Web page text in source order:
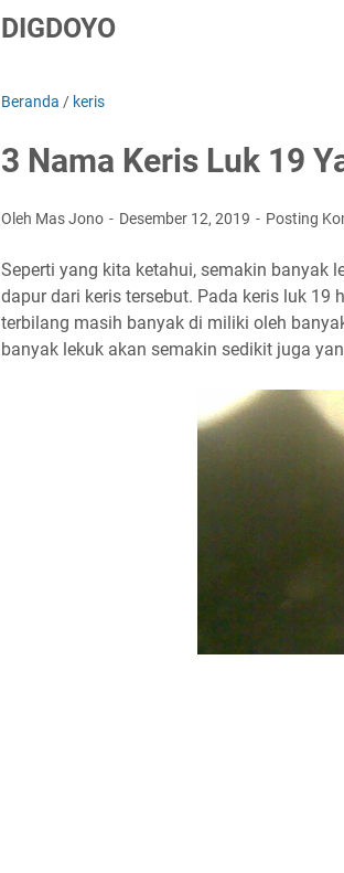
DIGDOYO
Beranda / keris
3 Nama Keris Luk 19
Oleh Mas Jono Desember 12, 2019 Posting
Seperti yang kita ketahui, semakin banyak
dapur dari keris tersebut. Pada keris luk 19
terbilang masih banyak di miliki oleh
banyak lekuk akan semakin sedikit juga